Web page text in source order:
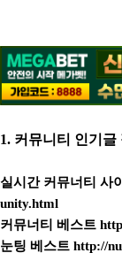
1. 커뮤니티 인기글
실시간 커뮤너티 사
unity.html
커뮤너티 베스트
눈팅 베스트 http://